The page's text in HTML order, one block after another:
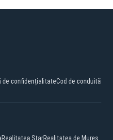
de confidențialitateCod de conduită
Realitatea StarRealitatea de Mures